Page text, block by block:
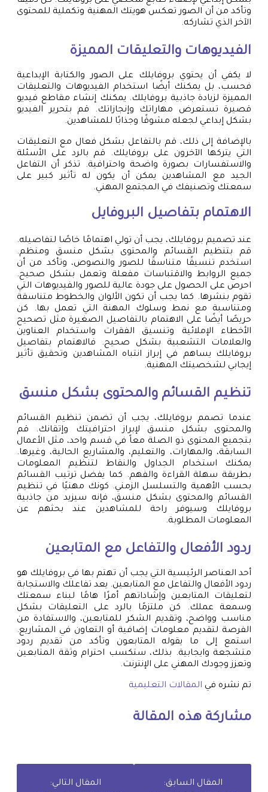
وتأكد من أن الصور تعكس هويتك المهنية وتكملية للمحتوى
الآخر الذي تشاركه.
الفيديوهات والتعليقات المميزة
لا يكفي أن يحتوي بروفايلك على الصور والكتابة الإبداعية
فحسب، بل يمكنك أيضًا استخدام الفيديوهات والتعليقات
المميزة لزيادة جاذبية بروفايلك. يمكنك إنشاء مقاطع فيديو
قصيرة تستعرض مهاراتك وإنجازاتك. قم بتحرير الفيديو
بشكل إبداعي لجعله مشوقًا وجذابًا للمشاهدين.
بالإضافة إلى ذلك، قم بالتفاعل بشكل فعال مع التعليقات
التي يتركها الآخرون على بروفايلك. قم بالرد على الأسئلة
والاستفسارات بصورة واضحة واحترافية. تذكر أن التفاعل
الجيد مع المشاهدين يمكن أن يكون له تأثير كبير على
سمعتك وتصنيفك في المجتمع المهني.
الاهتمام بتفاصيل البروفايل
عند تصميم بروفايلك، يجب أن تولي اهتمامًا خاصًا لتفاصيله.
قم بتنظيم القسائم والمحتوى بشكل منسق ومنظم.
استخدم تنسيقًا متناسقًا للصور والنصوص، وتأكد من أن
جميع الروابط والاقتباسات مفعلة وتعمل بشكل صحيح.
احرص على الحصول على جودة عالية للصور والفيديوهات التي
تقوم بنشرها. كما يجب أن تكون الألوان والخطوط متناسقة
ومتناسبة مع نمط وسلوك المهنة التي تعمل بها. كن
حريصًا أيضًا على الاهتمام بالتفاصيل الصغيرة مثل تصحيح
الأخطاء الإملائية وتنسيق الفقرات واستخدام العناوين
والعلامات التشعبية بشكل صحيح. فالاهتمام بتفاصيل
بروفايلك يساهم في إبراز انتباه المشاهدين وتحقيق تأثير
إيجابي لشخصيتك المهنية.
تنظيم القسائم والمحتوى بشكل منسق
عندما تصمم بروفايلك، يجب أن تضمن تنظيم القسائم
والمحتوى بشكل منسق لإبراز احترافيتك وإتقانك. قم
بتجميع المحتوى ذو الصلة معاً في قسم واحد، مثل الأعمال
السابقة، والمهارات، والتعليم، والمشاريع الحالية، وغيرها.
يمكنك استخدام الجداول والنقاط لتنظيم المعلومات
بطريقة سهلة القراءة والفهم. كما يفضل ترتيب القسائم
بحسب الأهمية والتسلسل الزمني. كونك مهنيًا في تنظيم
القسائم والمحتوى بشكل منسق، فإنه سيزيد من جاذبية
بروفايلك وسيوفر راحة للمشاهدين عند بحثهم عن
المعلومات المطلوبة.
ردود الأفعال والتفاعل مع المتابعين
أحد العناصر الرئيسية التي يجب أن تهتم بها في بروفايلك هو
ردود الأفعال والتفاعل مع المتابعين. يعد تفاعلك والاستجابة
لتعليقات المتابعين وإشاداتهم أمرًا هامًا لبناء سمعتك
وسمعة عملك. كن ملتزمًا بالرد على التعليقات بشكل
مناسب وواضح، وتقديم الشكر للمتابعين، والاستفادة من
الفرصة لتقديم معلومات إضافية أو التعاون في المشاريع.
استمع إلى ما يقوله المتابعون وتأكد من تقديم ردود
متشجعة وايجابية. بذلك، ستكسب احترام وثقة المتابعين
وتعزز وجودك المهني على الإنترنت.
تم نشره في المقالات التعليمية
مشاركة هذه المقالة
المقال السابق:
المقال التالي: